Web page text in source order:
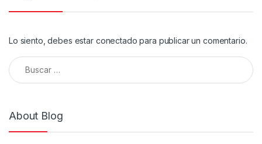
Lo siento, debes estar conectado para publicar un comentario.
Buscar:
About Blog